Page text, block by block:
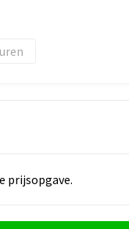
prijsopgave.